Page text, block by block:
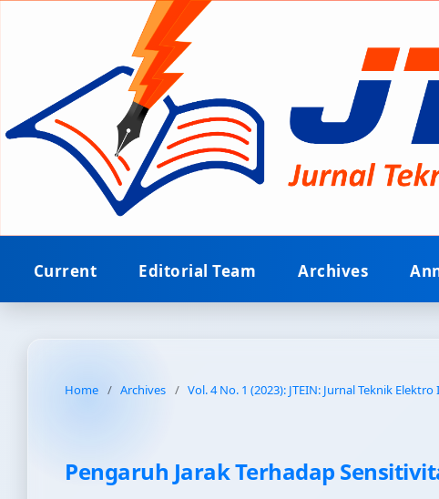
Current Editorial Team Archives
Home / Archives / Vol. 4 No. 1 (2023): JTEIN: Jurnal Teknik
Pengaruh Jarak Terhadap